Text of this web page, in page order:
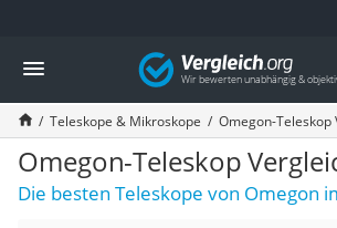
Die beliebtesten Vergleiche nach Kategorie
Freizeit & Sport
Gartentrampolin
Trampolin
Metalldetektor
Eufab-Fahrradträger
Trampolin 366 cm
Vergleich
Teleskope & Mikroskope Omegon-Teleskop
Omegon-Teleskop
Die besten Teleskope von Omegon